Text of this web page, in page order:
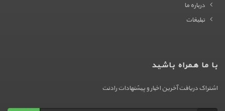
درباره ما
تبلیغات
با ما همراه باشید
اشتراک دریافت آخرین اخبار و پیشنهادات رادنت